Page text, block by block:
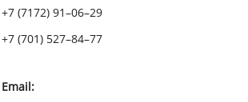
+7 (7172) 91–06–29
+7 (701) 527–84–77
Email: